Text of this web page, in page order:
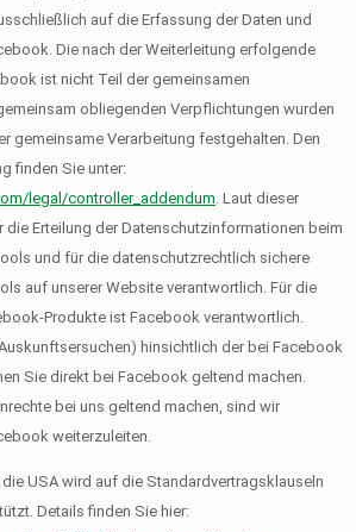
auf die Erfassung der Daten und
Die nach der Weiterleitung erfolgende
ist nicht Teil der gemeinsamen
obliegenden Verpflichtungen wurden
gemeinsame Verarbeitung festgehalten. Den
finden Sie unter:
legal/controller_addendum . Laut dieser
die Erteilung der Datenschutzinformationen beim
und für die datenschutzrechtlich sichere
auf unserer Website verantwortlich. Für die
Produkte ist Facebook verantwortlich.
hinsichtlich der bei Facebook
Sie direkt bei Facebook geltend machen.
bei uns geltend machen, sind wir
weiterzuleiten.
USA wird auf die Standardvertragsklauseln
Details finden Sie hier: